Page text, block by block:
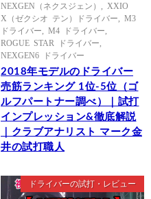
NEXGEN（ネクスジェン）
XXIO
X（ゼクシオ テン）ドライバー
M3
ドライバー
M4 ドライバー
ROGUE STAR ドライバー
NEXGEN6 ドライバー
2018年モデルのドライバー
売筋ランキング 1位-5位（ゴ
ルフパートナー調べ）｜試打
インプレッション&徹底解説
｜クラブアナリスト マーク金
井の試打職人
ドライバーの試打・レビュー